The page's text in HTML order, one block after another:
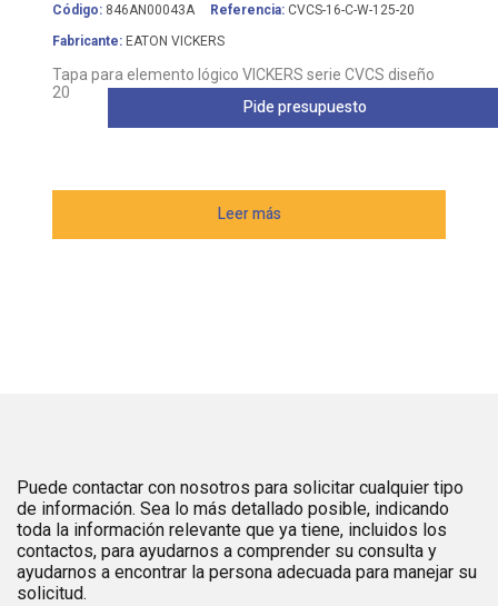
Código: 846AN00043A Referencia: CVCS-16-C-W-125-20
Fabricante: EATON VICKERS
Tapa para elemento lógico VICKERS serie CVCS diseño
20
Leer más
Pide presupuesto
Puede contactar con nosotros para solicitar cualquier tipo
de información. Sea lo más detallado posible, indicando
toda la información relevante que ya tiene, incluidos los
contactos, para ayudarnos a comprender su consulta y
ayudarnos a encontrar la persona adecuada para manejar su
solicitud.